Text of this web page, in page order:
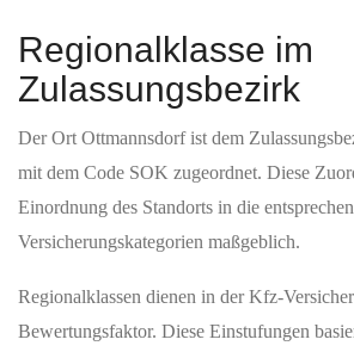
Regionalklasse im
Zulassungsbezirk
Der Ort Ottmannsdorf ist dem
mit dem Code SOK zugeordnet. Diese
Einordnung des Standorts in die
Versicherungskategorien maßgeblich.
Regionalklassen dienen in der Kfz-
Bewertungsfaktor. Diese Einstufungen